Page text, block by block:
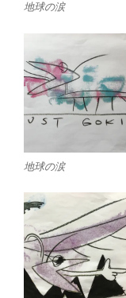
地球の涙
地球の涙